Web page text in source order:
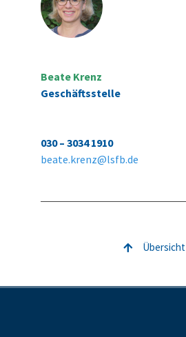
Beate Krenz
Geschäftsstelle
030 – 3034 1910
beate.krenz@lsfb.de
Übersicht